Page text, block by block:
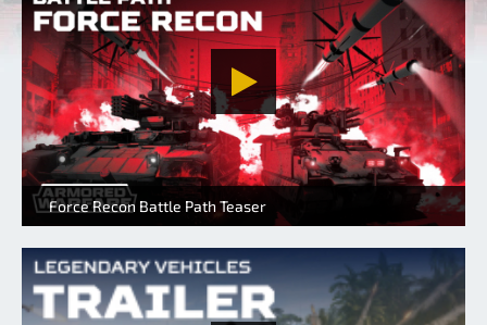
Force Recon Battle Path Teaser